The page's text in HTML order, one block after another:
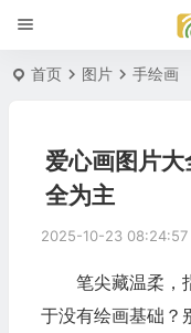
首页 图片 手绘画
爱心画图片
全为主
2025-10-23 08:24:57
笔尖藏温柔，
于没有绘画基础？